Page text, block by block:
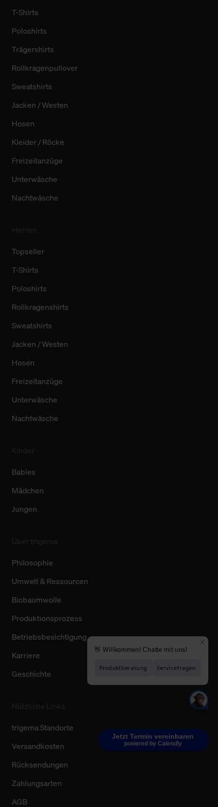
Jetzt Termin vereinbaren
powered by Calendly
T-Shirts
Poloshirts
Trägershirts
Rollkragenpullover
Sweatshirts
Jacken / Westen
Hosen
Kleider / Röcke
Freizeitanzüge
Unterwäsche
Nachtwäsche
Topseller
T-Shirts
Poloshirts
Rollkragenshirts
Sweatshirts
Jacken / Westen
Hosen
Freizeitanzüge
Unterwäsche
Nachtwäsche
Babies
Mädchen
Jungen
Philosophie
Umwelt & Ressourcen
Biobaumwolle
Produktionsprozess
Betriebsbesichtigung
Karriere
Geschichte
trigema Standorte
Versandkosten
Rücksendungen
Zahlungsarten
AGB